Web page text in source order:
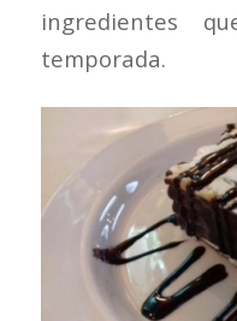
ingredientes
temporada.